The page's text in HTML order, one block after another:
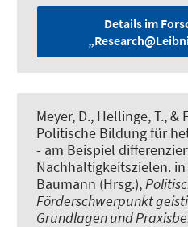
Details im
Meyer, D., Hellinge, T., &
Politische Bildung für
- am Beispiel
Nachhaltigkeitszielen.
Baumann (Hrsg.),
Förderschwerpunkt
Grundlagen und